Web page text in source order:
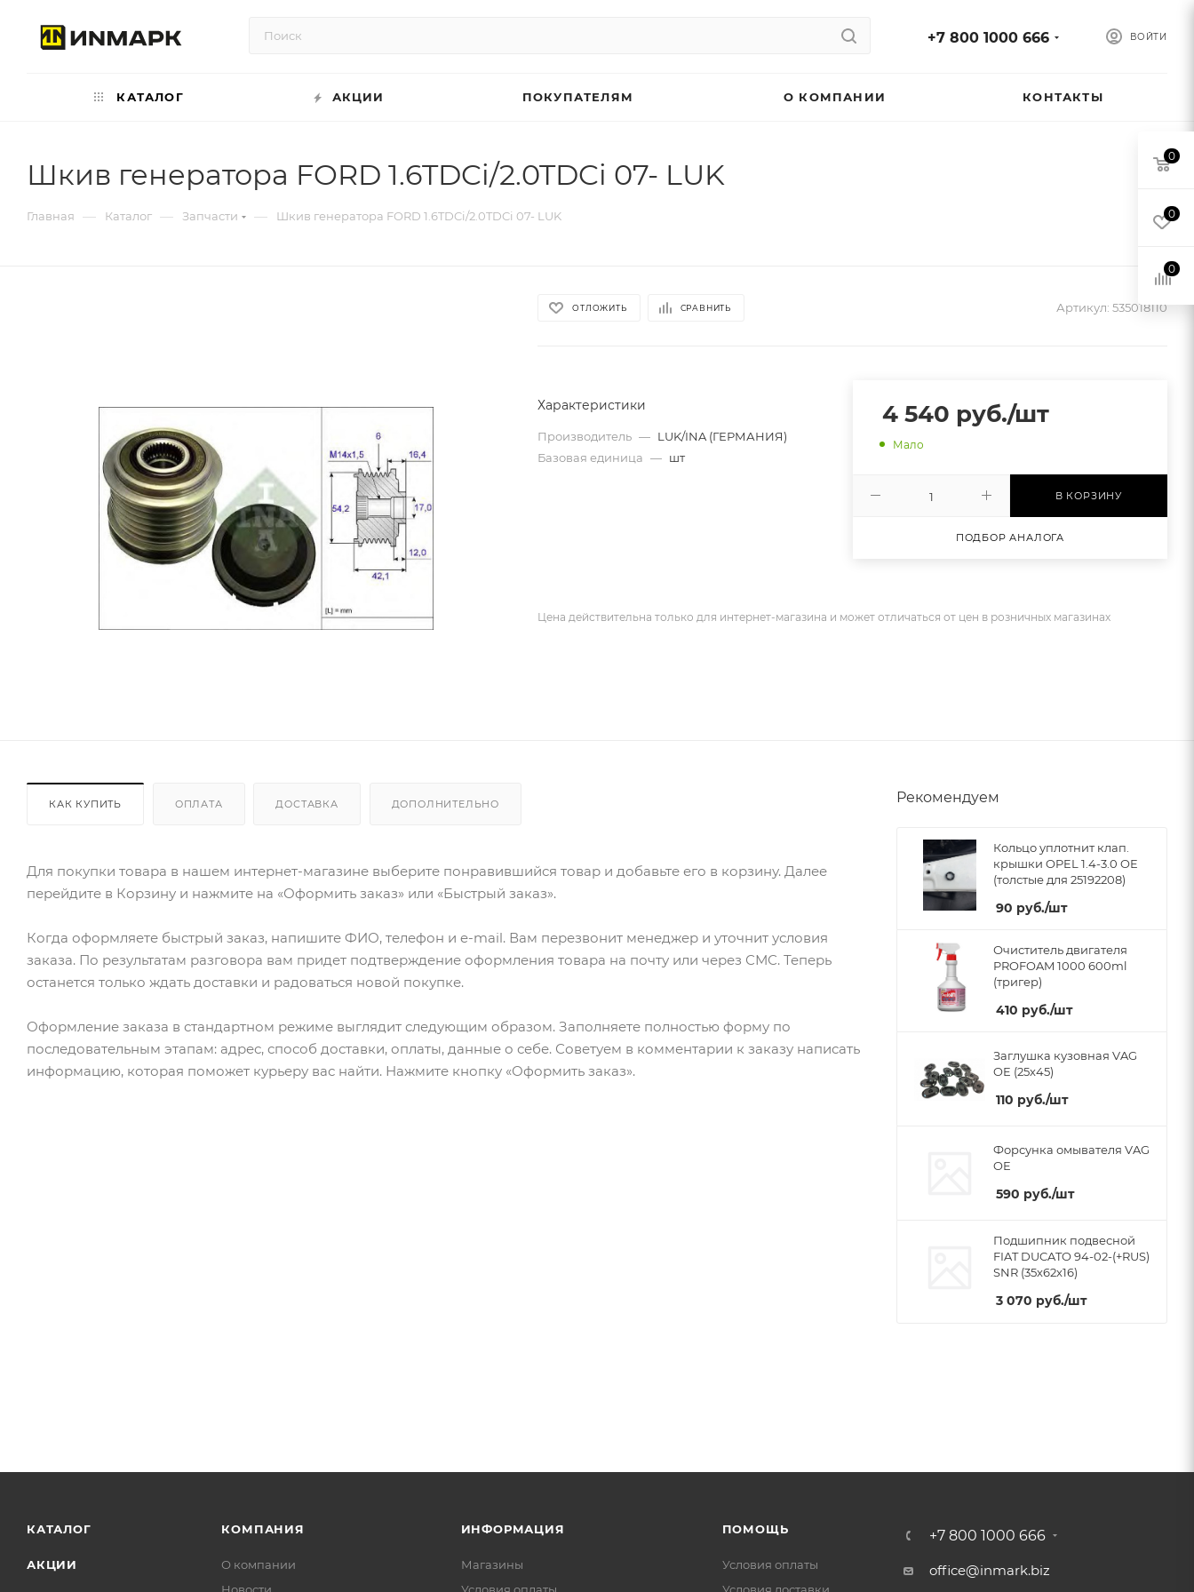
ВОЙТИ
+7 800 1000 666
КАТАЛОГ АКЦИИ ПОКУПАТЕЛЯМ О КОМПАНИИ КОНТАКТЫ
Шкив генератора FORD 1.6TDCi/2.0TDCi 07- LUK
Главная — Каталог — Запчасти — Шкив генератора FORD 1.6TDCi/2.0TDCi 07- LUK
ОТЛОЖИТЬ СРАВНИТЬ Артикул: 535018110
Характеристики
Производитель — LUK/INA (ГЕРМАНИЯ)
Базовая единица — шт
4 540 руб./шт
Мало
В КОРЗИНУ
ПОДБОР АНАЛОГА
Цена действительна только для интернет-магазина и может отличаться от цен в розничных магазинах
КАК КУПИТЬ ОПЛАТА ДОСТАВКА ДОПОЛНИТЕЛЬНО
Для покупки товара в нашем интернет-магазине выберите понравившийся товар и добавьте его в корзину. Далее
перейдите в Корзину и нажмите на «Оформить заказ» или «Быстрый заказ».
Когда оформляете быстрый заказ, напишите ФИО, телефон и e-mail. Вам перезвонит менеджер и уточнит условия
заказа. По результатам разговора вам придет подтверждение оформления товара на почту или через СМС. Теперь
останется только ждать доставки и радоваться новой покупке.
Оформление заказа в стандартном режиме выглядит следующим образом. Заполняете полностью форму по
последовательным этапам: адрес, способ доставки, оплаты, данные о себе. Советуем в комментарии к заказу написать
информацию, которая поможет курьеру вас найти. Нажмите кнопку «Оформить заказ».
Рекомендуем
Кольцо уплотнит клап.
крышки OPEL 1.4-3.0 OE
(толстые для 25192208)
90 руб./шт
Очиститель двигателя
PROFOAM 1000 600ml
(тригер)
410 руб./шт
Заглушка кузовная VAG
OE (25x45)
110 руб./шт
Форсунка омывателя VAG
OE
590 руб./шт
Подшипник подвесной
FIAT DUCATO 94-02-(+RUS)
SNR (35x62x16)
3 070 руб./шт
КАТАЛОГ
АКЦИИ
КОМПАНИЯ
О компании
ИНФОРМАЦИЯ
Магазины
ПОМОЩЬ
Условия оплаты
+7 800 1000 666
office@inmark.biz
0
0
0